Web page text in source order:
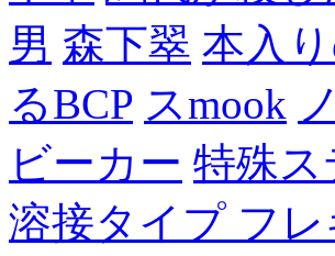
男 森下翠 本入
るBCP スmook
ビーカー 特殊
溶接タイプ フレ